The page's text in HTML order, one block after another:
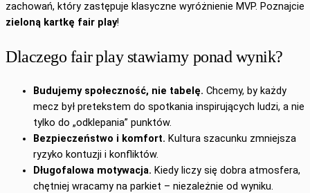
zachowań, który zastępuje klasyczne wyróżnienie MVP. Poznajcie
zieloną kartkę fair play!
Dlaczego fair play stawiamy ponad wynik?
Budujemy społeczność, nie tabelę. Chcemy, by każdy
mecz był pretekstem do spotkania inspirujących ludzi, a nie
tylko do „odklepania” punktów.
Bezpieczeństwo i komfort. Kultura szacunku zmniejsza
ryzyko kontuzji i konfliktów.
Długofalowa motywacja. Kiedy liczy się dobra atmosfera,
chętniej wracamy na parkiet – niezależnie od wyniku.